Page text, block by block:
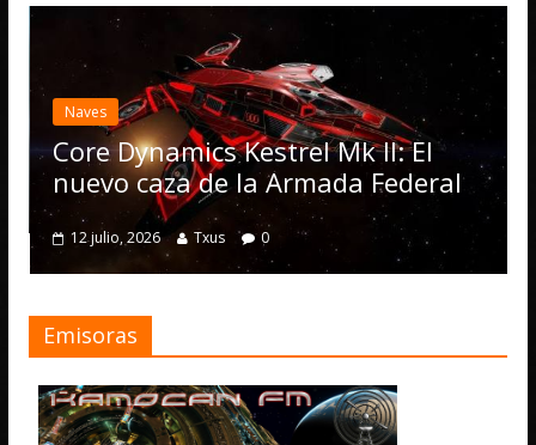
Kestrel Mk II: El
de la Armada Federal
Txus 0
Elite
Emisoras